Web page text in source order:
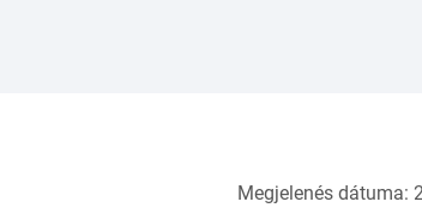
Megjelenés dátuma: